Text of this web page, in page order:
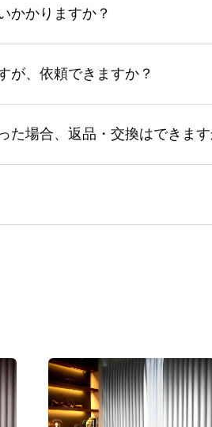
かかりますか？
が、依頼できますか？
た場合、返品・交換はできます